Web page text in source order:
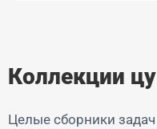
Коллекции
Целые сборники